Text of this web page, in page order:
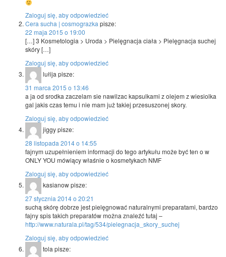
Zaloguj się, aby odpowiedzieć
Cera sucha | cosmograzka pisze:
22 maja 2015 o 19:00
[…] 3 Kosmetologia > Uroda > Pielęgnacja ciała > Pielęgnacja suchej
skóry […]
Zaloguj się, aby odpowiedzieć
lułija pisze:
31 marca 2015 o 13:46
a ja od srodka zaczelam sie nawilzac kapsulkami z olejem z wiesiolka
gal jakis czas temu i nie mam już takiej przesuszonej skory.
Zaloguj się, aby odpowiedzieć
jiggypisze:
28 listopada 2014 o 14:55
fajnym uzupełnieniem informacji do tego artykułu może być ten o w
ONLY YOU mówiący właśnie o kosmetykach NMF
Zaloguj się, aby odpowiedzieć
kasianowpisze:
27 stycznia 2014 o 20:21
suchą skórę dobrze jest pielęgnować naturalnymi preparatami, bardzo
fajny spis takich preparatów można znaleźć tutaj –
http://www.naturala.pl/tag/534/pielegnacja_skory_suchej
Zaloguj się, aby odpowiedzieć
tola pisze: